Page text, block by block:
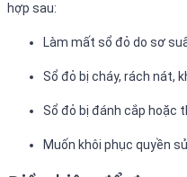
hợp sau:
Làm mất sổ đỏ do sơ
Sổ đỏ bị cháy, rách nát,
Sổ đỏ bị đánh cắp hoặc
Muốn khôi phục quyền